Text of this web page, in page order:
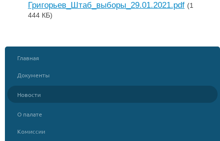
Григорьев_Штаб_выборы_29.01.2021.pdf (1
444 КБ)
Главная
Документы
Новости
О палате
Комиссии